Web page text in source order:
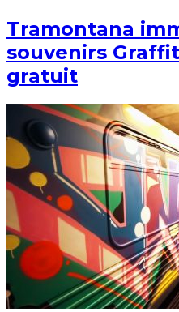
Tramontana
souvenirs
gratuit